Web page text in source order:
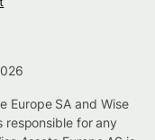
Europe SA and Wise
responsible for any